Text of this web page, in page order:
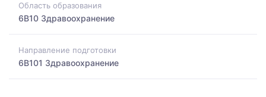
Область образования
6B10 Здравоохранение
Направление подготовки
6B101 Здравоохранение